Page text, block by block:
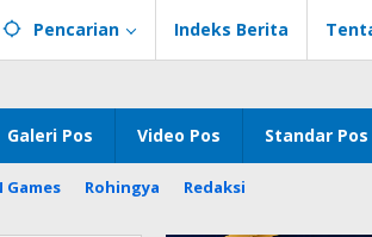
Pencarian Indeks Berita
Galeri Pos Video Pos Standar Pos
Games Rohingya Redaksi